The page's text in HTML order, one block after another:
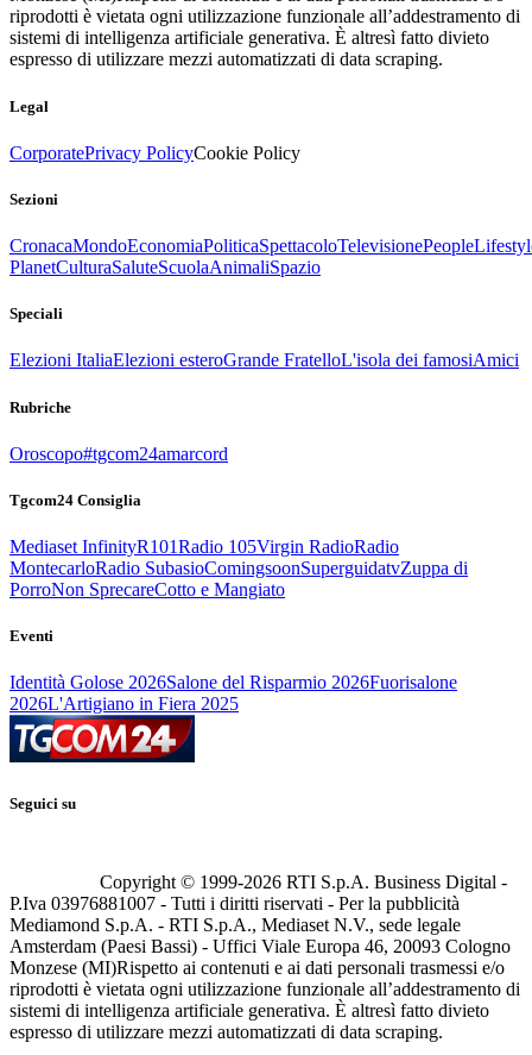
riprodotti è vietata ogni utilizzazione funzionale all’addestramento di
sistemi di intelligenza artificiale generativa. È altresì fatto divieto
espresso di utilizzare mezzi automatizzati di data scraping.
Legal
CorporatePrivacy PolicyCookie Policy
Sezioni
CronacaMondoEconomiaPoliticaSpettacoloTelevisionePeople
PlanetCulturaSaluteScuolaAnimaliSpazio
Speciali
Elezioni ItaliaElezioni esteroGrande FratelloL'isola dei famosiAmici
Rubriche
Oroscopo#tgcom24amarcord
Tgcom24 Consiglia
Mediaset InfinityR101Radio 105Virgin RadioRadio
MontecarloRadio SubasioComingsoonSuperguidatvZuppa di
PorroNon SprecareCotto e Mangiato
Eventi
Identità Golose 2026Salone del Risparmio 2026Fuorisalone
2026L'Artigiano in Fiera 2025
Seguici su
Copyright © 1999-2026 RTI S.p.A. Business Digital -
P.Iva 03976881007 - Tutti i diritti riservati - Per la pubblicità
Mediamond S.p.A. - RTI S.p.A., Mediaset N.V., sede legale
Amsterdam (Paesi Bassi) - Uffici Viale Europa 46, 20093 Cologno
Monzese (MI)Rispetto ai contenuti e ai dati personali trasmessi e/o
riprodotti è vietata ogni utilizzazione funzionale all’addestramento di
sistemi di intelligenza artificiale generativa. È altresì fatto divieto
espresso di utilizzare mezzi automatizzati di data scraping.